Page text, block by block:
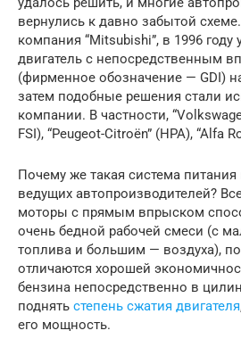
вернулись к давно забытой
компания “Mitsubishi”, в 1996 году
двигатель с непосредственным
(фирменное обозначение — GDI)
затем подобные решения стали
компании. В частности,
FSI), “Peugeot-Citroёn” (HPA), “Alfa
Почему же такая система питания
ведущих автопроизводителей?
моторы с прямым впрыском
очень бедной рабочей смеси (с
топлива и большим — воздуха),
отличаются хорошей
бензина непосредственно в
поднять степень сжатия двигателя
его мощность.